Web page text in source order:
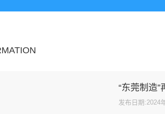
“东莞制造”
发布日期:2024